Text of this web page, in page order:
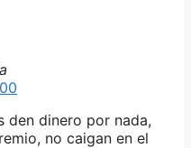
den dinero por nada,
no caigan en el